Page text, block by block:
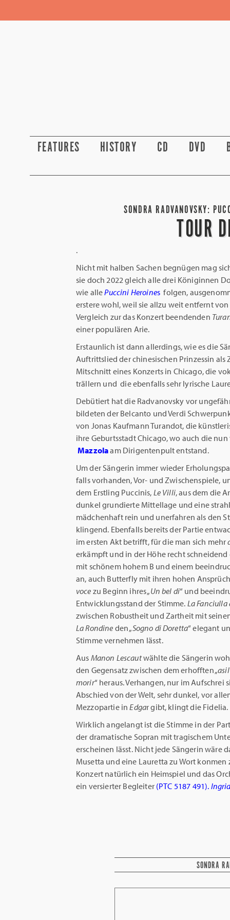
FEATURES HISTORY CD DVD
SONDRA RADVANOVSKY:
TOUR
.
Nicht mit halben Sachen begnügen mag
sie doch 2022 gleich alle drei Königinnen
wie allePuccini Heroines folgen,
erstere wohl, weil sie allzu weit entfernt
Vergleich zur das Konzert beendenden
einer populären Arie.
Erstaunlich ist dann allerdings, wie es die
Auftrittslied der chinesischen Prinzessin als
Mitschnitt eines Konzerts in Chicago, die
trällern und die ebenfalls sehr lyrische
Debütiert hat die Radvanovsky vor
bildeten der Belcanto und Verdi
von Jonas Kaufmann Turandot, die
ihre Geburtsstadt Chicago, wo auch die
Mazzolaam Dirigentenpult entstand.
Um der Sängerin immer wieder
falls vorhanden, Vor- und Zwischenspiele,
dem Erstling Puccinis, Le Villi, aus dem die
dunkel grundierte Mittellage und eine
mädchenhaft rein und unerfahren als den
klingend. Ebenfalls bereits der Partie
im ersten Akt betrifft, für die man sich mehr
erkämpft und in der Höhe recht
mit schönem hohem B und einem
an, auch Butterfly mit ihren hohen
voce zu Beginn ihres „Un bel di“ und
Entwicklungsstand der Stimme. La Fanciulla
zwischen Robustheit und Zartheit mit
La Rondine den „Sogno di Doretta“ elegant
Stimme vernehmen lässt.
Aus Manon Lescautwählte die Sängerin
den Gegensatz zwischen dem erhofften „
morir“ heraus. Verhangen, nur im
Abschied von der Welt, sehr dunkel, vor
Mezzopartie inEdgar gibt, klingt die Fidelia.
Wirklich angelangt ist die Stimme in der
der dramatische Sopran mit tragischem
erscheinen lässt. Nicht jede Sängerin wäre
Musetta und eine Lauretta zu Wort konmen
Konzert natürlich ein Heimspiel und das
ein versierter Begleiter(PTC 5187 491).
SONDRA